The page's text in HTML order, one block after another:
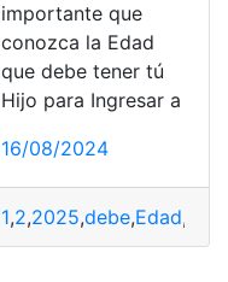
importante que
conozca la Edad
que debe tener tú
Hijo para Ingresar a
16/08/2024
1,2,2025,debe,Edad,